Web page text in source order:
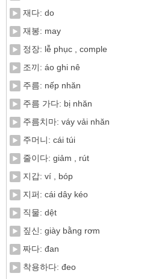
재다: do
재봉: may
정장: lễ phục , comple
조끼: áo ghi nê
주름: nếp nhăn
주름 가다: bị nhăn
주름치마: váy vải nhăn
주머니: cái túi
줄이다: giảm , rút
지갑: ví , bóp
지퍼: cái dây kéo
직물: dệt
짚신: giày bằng rơm
짜다: đan
착용하다: đeo